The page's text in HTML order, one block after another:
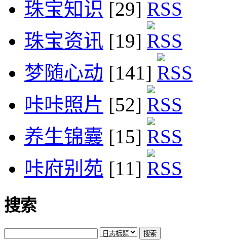
珠宝知识 [29]
珠宝资讯 [19]
梦随心动 [141]
咔咔照片 [52]
养生锦囊 [15]
咔府别苑 [11]
搜索